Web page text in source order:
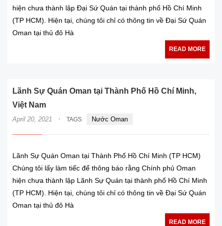
hiện chưa thành lập Đại Sứ Quán tại thành phố Hồ Chí Minh
(TP HCM). Hiện tại, chúng tôi chỉ có thông tin về Đại Sứ Quán
Oman tại thủ đô Hà
READ MORE
Lãnh Sự Quán Oman tại Thành Phố Hồ Chí Minh,
Việt Nam
April 20, 2021 · TAGS Nước Oman
Lãnh Sự Quán Oman tại Thành Phố Hồ Chí Minh (TP HCM)
Chúng tôi lấy làm tiếc để thông báo rằng Chính phủ Oman
hiện chưa thành lập Lãnh Sự Quán tại thành phố Hồ Chí Minh
(TP HCM). Hiện tại, chúng tôi chỉ có thông tin về Đại Sứ Quán
Oman tại thủ đô Hà
READ MORE